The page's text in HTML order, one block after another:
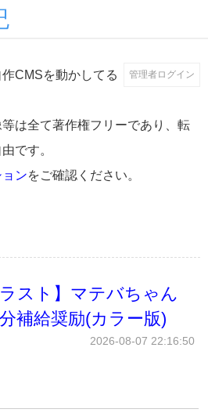
管理者ログイン
CMSを動かしてる
は全て著作権フリーであり、転
です。
ンをご確認ください。
ラスト】マテバちゃん
補給奨励(カラー版)
2026-08-07 22:16:50